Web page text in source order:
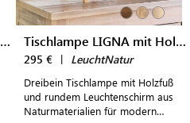
Sonderposten: Esstisch Pendelleuchte NUX Tischlampe LIGNA mit Holzfuß
295 € | LeuchtNatur
Dreibein Tischlampe mit Holzfuß
und rundem Leuchtenschirm aus
Naturmaterialien für modern